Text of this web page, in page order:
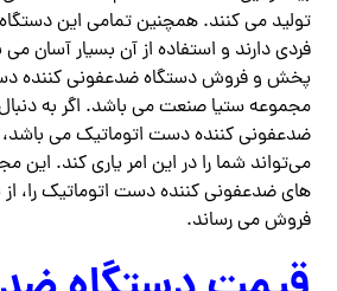
تولید می کنند. همچنین تمامی این
فردی دارند و استفاده از آن بسیار آسان می
پخش و فروش دستگاه ضدعفونی کننده
مجموعه ستیا صنعت می باشد. اگر به
ضدعفونی کننده دست اتوماتیک می
می‌تواند شما را در این امر یاری کند. این
های ضدعفونی کننده دست اتوماتیک را، از
فروش می رساند.